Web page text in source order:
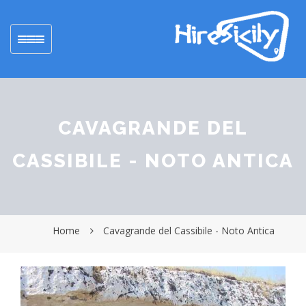
Toggle
navigation
CAVAGRANDE DEL
CASSIBILE - NOTO ANTICA
Home Cavagrande del Cassibile - Noto Antica